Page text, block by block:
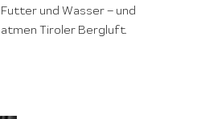
Futter und Wasser – und
atmen Tiroler Bergluft.